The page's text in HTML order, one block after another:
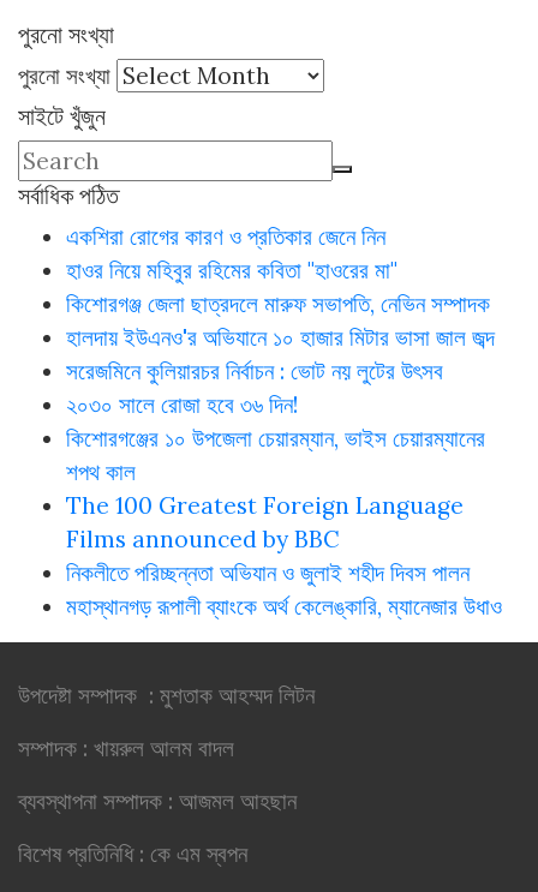
পুরনো সংখ্যা
পুরনো সংখ্যা
সাইটে খুঁজুন
সর্বাধিক পঠিত
একশিরা রোগের কারণ ও প্রতিকার জেনে নিন
হাওর নিয়ে মহিবুর রহিমের কবিতা "হাওরের মা"
কিশোরগঞ্জ জেলা ছাত্রদলে মারুফ সভাপতি, নেভিন সম্পাদক
হালদায় ইউএনও'র অভিযানে ১০ হাজার মিটার ভাসা জাল জব্দ
সরেজমিনে কুলিয়ারচর নির্বাচন : ভোট নয় লুটের উৎসব
২০৩০ সালে রোজা হবে ৩৬ দিন!
কিশোরগঞ্জের ১০ উপজেলা চেয়ারম্যান, ভাইস চেয়ারম্যানের
শপথ কাল
The 100 Greatest Foreign Language
Films announced by BBC
নিকলীতে পরিচ্ছন্নতা অভিযান ও জুলাই শহীদ দিবস পালন
মহাস্থানগড় রূপালী ব্যাংকে অর্থ কেলেঙ্কারি, ম্যানেজার উধাও
উপদেষ্টা সম্পাদক : মুশতাক আহম্মদ লিটন
সম্পাদক : খায়রুল আলম বাদল
ব্যবস্থাপনা সম্পাদক : আজমল আহছান
বিশেষ প্রতিনিধি : কে এম স্বপন